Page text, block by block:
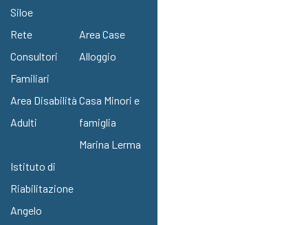
Siloe
Rete
Consultori
Familiari
Area Case
Alloggio
Area Disabilità
Adulti
Casa Minori e
famiglia
Marina Lerma
Istituto di
Riabilitazione
Angelo